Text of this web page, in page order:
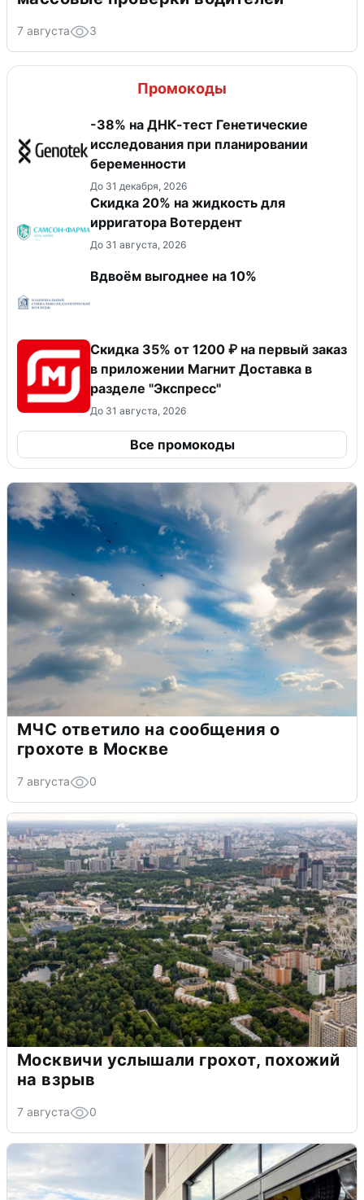
7 августа 3
Промокоды
-38% на ДНК-тест Генетические
исследования при планировании
беременности
До 31 декабря, 2026
Скидка 20% на жидкость для
ирригатора Вотердент
До 31 августа, 2026
Вдвоём выгоднее на 10%
Скидка 35% от 1200 ₽ на первый заказ
в приложении Магнит Доставка в
разделе "Экспресс"
До 31 августа, 2026
Все промокоды
МЧС ответило на сообщения о
грохоте в Москве
7 августа 0
Москвичи услышали грохот, похожий
на взрыв
7 августа 0